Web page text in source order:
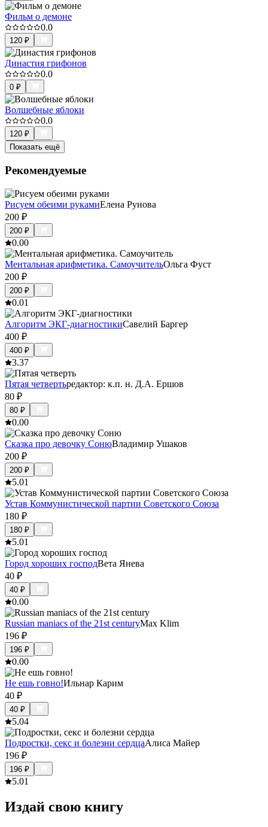
Фильм о демоне
0.0
120 ₽
Династия грифонов
0.0
0 ₽
Волшебные яблоки
0.0
120 ₽
Показать ещё
Рекомендуемые
Рисуем обеими рукамиЕлена Рунова
200 ₽
200 ₽
0.00
Ментальная арифметика. СамоучительОльга Фуст
200 ₽
200 ₽
0.01
Алгоритм ЭКГ-диагностикиСавелий Баргер
400 ₽
400 ₽
3.37
Пятая четвертьредактор: к.п. н. Д.А. Ершов
80 ₽
80 ₽
0.00
Сказка про девочку СонюВладимир Ушаков
200 ₽
200 ₽
5.01
Устав Коммунистической партии Советского Союза
180 ₽
180 ₽
5.01
Город хороших господВета Янева
40 ₽
40 ₽
0.00
Russian maniacs of the 21st centuryMax Klim
196 ₽
196 ₽
0.00
Не ешь говно!Ильнар Карим
40 ₽
40 ₽
5.04
Подростки, секс и болезни сердцаАлиса Майер
196 ₽
196 ₽
5.01
Издай свою книгу